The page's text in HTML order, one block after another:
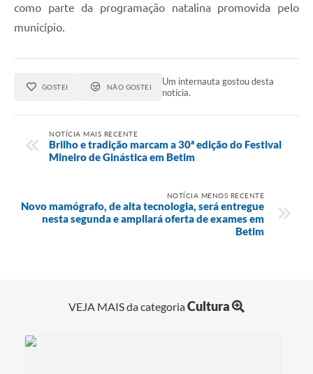
como parte da programação natalina promovida pelo
município.
GOSTEI NÃO GOSTEI
Um internauta gostou desta
notícia.
NOTÍCIA MAIS RECENTE
Brilho e tradição marcam a 30ª edição do Festival
Mineiro de Ginástica em Betim
NOTÍCIA MENOS RECENTE
Novo mamógrafo, de alta tecnologia, será entregue
nesta segunda e ampliará oferta de exames em
Betim
VEJA MAIS da categoriaCultura